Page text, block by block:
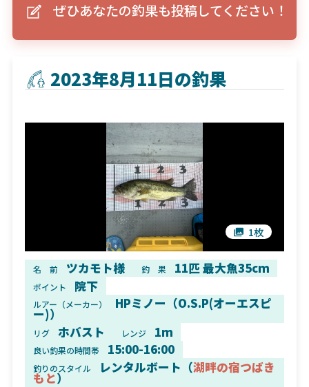
ぜひあなたの釣果も投稿してください！
2023年8月11日の釣果
1枚
名 前 ツカモト様 釣 果 11匹 最大魚35cm
ポイント 院下
ルアー（メーカー） HPミノー（O.S.P(オーエスピ
ー)）
リグ ホバスト レンジ 1m
良い釣果の時間帯 15:00-16:00
釣りのスタイル レンタルボート（湖畔の宿つばき
もと）